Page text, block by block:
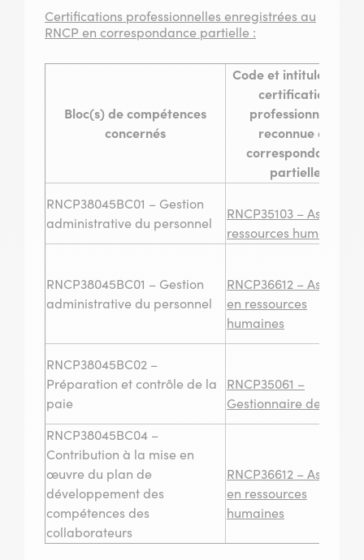
Certifications professionnelles enregistrées au
RNCP en correspondance partielle :
Bloc(s) de compétences
concernés
Code et intitulé de la
certification
professionnelle
reconnue en
correspondance
partielle
RNCP38045BC01 – Gestion
administrative du personnel
RNCP35103 – Assistant
ressources humaines
RNCP38045BC01 – Gestion
administrative du personnel
RNCP36612 – Assistant
en ressources
humaines
RNCP38045BC02 –
Préparation et contrôle de la
paie
RNCP35061 –
Gestionnaire de paie
RNCP38045BC04 –
Contribution à la mise en
œuvre du plan de
développement des
compétences des
collaborateurs
RNCP36612 – Assistant
en ressources
humaines